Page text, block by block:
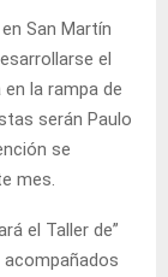
San Martín
el
la rampa de
serán Paulo
se
mes.
el Taller de”
acompañados